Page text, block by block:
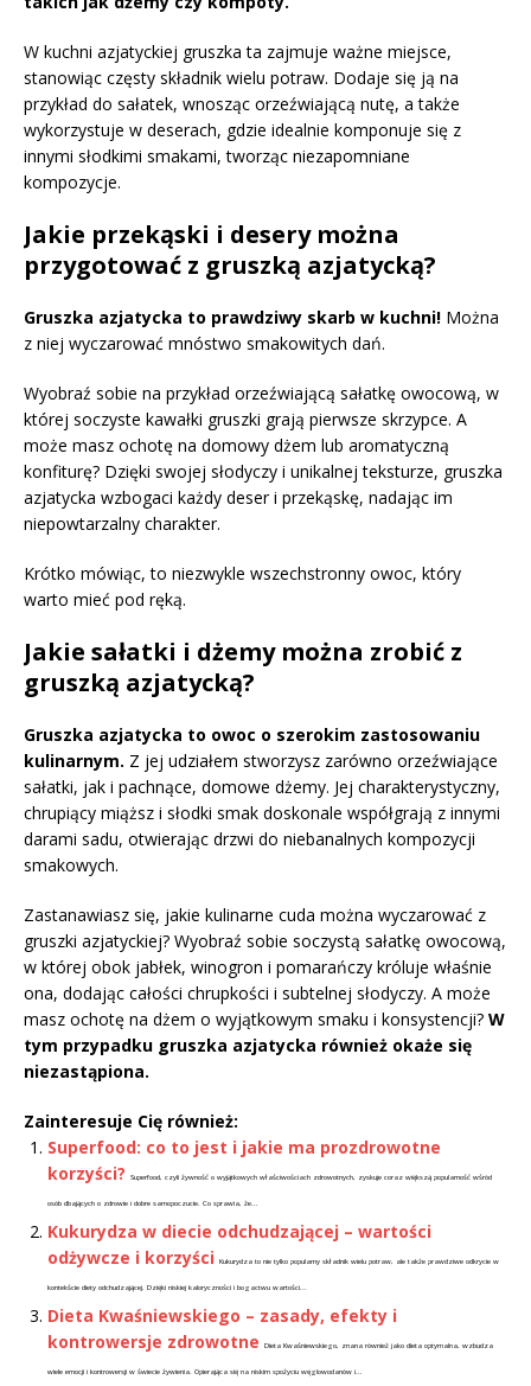
W kuchni azjatyckiej gruszka ta zajmuje ważne miejsce,
stanowiąc częsty składnik wielu potraw. Dodaje się ją na
przykład do sałatek, wnosząc orzeźwiającą nutę, a także
wykorzystuje w deserach, gdzie idealnie komponuje się z
innymi słodkimi smakami, tworząc niezapomniane
kompozycje.
Jakie przekąski i desery można
przygotować z gruszką azjatycką?
Gruszka azjatycka to prawdziwy skarb w kuchni! Można
z niej wyczarować mnóstwo smakowitych dań.
Wyobraź sobie na przykład orzeźwiającą sałatkę owocową, w
której soczyste kawałki gruszki grają pierwsze skrzypce. A
może masz ochotę na domowy dżem lub aromatyczną
konfiturę? Dzięki swojej słodyczy i unikalnej teksturze, gruszka
azjatycka wzbogaci każdy deser i przekąskę, nadając im
niepowtarzalny charakter.
Krótko mówiąc, to niezwykle wszechstronny owoc, który
warto mieć pod ręką.
Jakie sałatki i dżemy można zrobić z
gruszką azjatycką?
Gruszka azjatycka to owoc o szerokim zastosowaniu
kulinarnym. Z jej udziałem stworzysz zarówno orzeźwiające
sałatki, jak i pachnące, domowe dżemy. Jej charakterystyczny,
chrupiący miąższ i słodki smak doskonale współgrają z innymi
darami sadu, otwierając drzwi do niebanalnych kompozycji
smakowych.
Zastanawiasz się, jakie kulinarne cuda można wyczarować z
gruszki azjatyckiej? Wyobraź sobie soczystą sałatkę owocową,
w której obok jabłek, winogron i pomarańczy króluje właśnie
ona, dodając całości chrupkości i subtelnej słodyczy. A może
masz ochotę na dżem o wyjątkowym smaku i konsystencji? W
tym przypadku gruszka azjatycka również okaże się
niezastąpiona.
Zainteresuje Cię również:
Superfood: co to jest i jakie ma prozdrowotne
korzyści?
Superfood, czyli żywność o wyjątkowych właściwościach zdrowotnych, zyskuje coraz większą popularność wśród
osób dbających o zdrowie i dobre samopoczucie. Co sprawia, że...
Kukurydza w diecie odchudzającej – wartości
odżywcze i korzyści
Kukurydza to nie tylko popularny składnik wielu potraw, ale także prawdziwe odkrycie w
kontekście diety odchudzającej. Dzięki niskiej kaloryczności i bogactwu wartości...
Dieta Kwaśniewskiego – zasady, efekty i
kontrowersje zdrowotne
Dieta Kwaśniewskiego, znana również jako dieta optymalna, wzbudza
wiele emocji i kontrowersji w świecie żywienia. Opierająca się na niskim spożyciu węglowodanów i...